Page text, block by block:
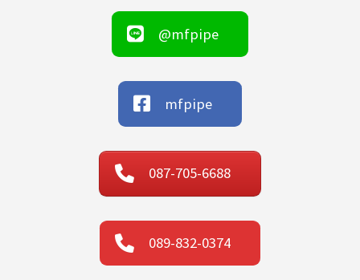
@mfpipe
mfpipe
087-705-6688
089-832-0374